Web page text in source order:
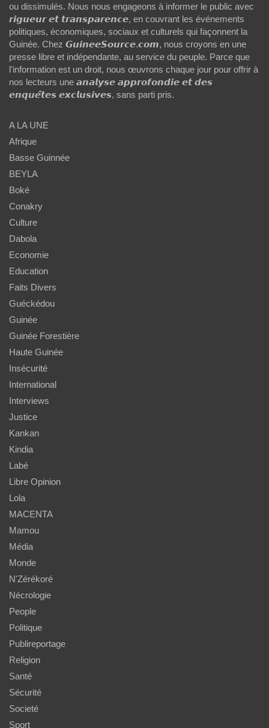
ou dissimulés. Nous nous engageons à informer le public avec
𝙧𝙞𝙜𝙪𝙚𝙪𝙧 𝙚𝙩 𝙩𝙧𝙖𝙣𝙨𝙥𝙖𝙧𝙚𝙣𝙘𝙚, en couvrant les événements
politiques, économiques, sociaux et culturels qui façonnent la
Guinée. Chez 𝙂𝙪𝙞𝙣𝙚𝙚𝙎𝙤𝙪𝙧𝙘𝙚.𝙘𝙤𝙢, nous croyons en une
presse libre et indépendante, au service du peuple. Parce que
l'information est un droit, nous œuvrons chaque jour pour offrir à
nos lecteurs une 𝙖𝙣𝙖𝙡𝙮𝙨𝙚 𝙖𝙥𝙥𝙧𝙤𝙛𝙤𝙣𝙙𝙞𝙚 𝙚𝙩 𝙙𝙚𝙨
𝙚𝙣𝙦𝙪𝙚̂𝙩𝙚𝙨 𝙚𝙭𝙘𝙡𝙪𝙨𝙞𝙫𝙚𝙨, sans parti pris.
A LA UNE
Afrique
Basse Guinnée
BEYLA
Boké
Conakry
Culture
Dabola
Economie
Education
Faits Divers
Guéckédou
Guinée
Guinée Forestière
Haute Guinée
Insécurité
International
Interviews
Justice
Kankan
Kindia
Labé
Libre Opinion
Lola
MACENTA
Mamou
Média
Monde
N'Zérékoré
Nécrologie
People
Politique
Publireportage
Religion
Santé
Sécurité
Societé
Sport